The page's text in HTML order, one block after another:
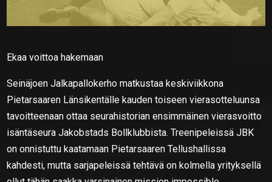
Ekaa voittoa hakemaan
Seinäjoen Jalkapallokerho matkustaa keskiviikkona
Pietarsaaren Länsikentälle kauden toiseen vierasotteluunsa
tavoitteenaan ottaa seurahistorian ensimmäinen vierasvoitto
isäntäseura Jakobstads Bollklubbista. Treenipeleissä JBK
on onnistuttu kaatamaan Pietarsaaren Tellushallissa
kahdesti, mutta sarjapeleissä tehtävä on kolmella yrityksellä